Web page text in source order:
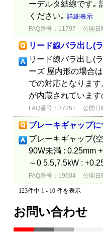
ーデルタ結線です｡
ください｡ 詳細表示
FAQ番号：11797 公開日
リード線バラ出し(
リード線バラ出し(
ーズ 屋内形の場合
での対応となりま
が内蔵されていま
FAQ番号：37751 公開日
ブレーキギャップに
ブレーキギャップ(
90W未満 : 0.25mm
～0 5.5,7.5kW :
FAQ番号：19904 公開日
123件中 1 - 10 件を表示
お問い合わせ